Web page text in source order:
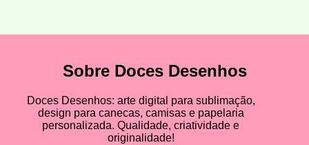
Sobre Doces Desenhos
Doces Desenhos: arte digital para sublimação,
design para canecas, camisas e papelaria
personalizada. Qualidade, criatividade e
originalidade!